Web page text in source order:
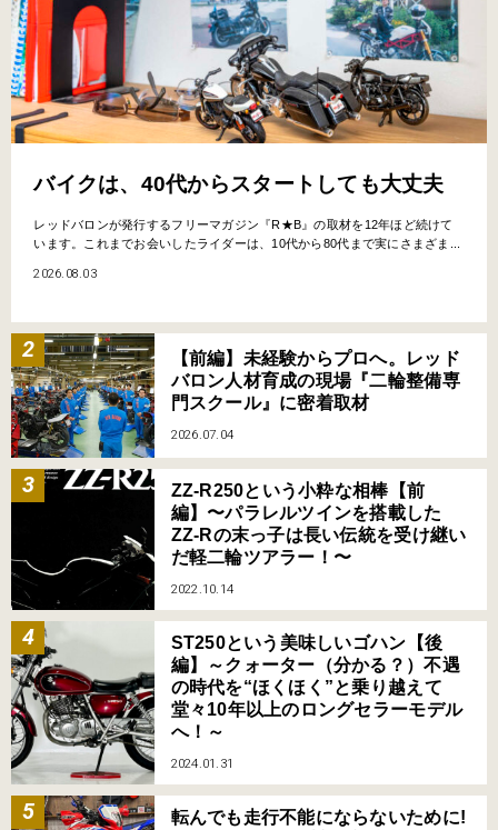
バイクは、40代からスタートしても大丈夫
レッドバロンが発行するフリーマガジン『R★B』の取材を12年ほど続けて
います。これまでお会いしたライダーは、10代から80代まで実にさまざま...
2026.08.03
【前編】未経験からプロへ。レッド
バロン人材育成の現場『二輪整備専
門スクール』に密着取材
2026.07.04
ZZ-R250という小粋な相棒【前
編】〜パラレルツインを搭載した
ZZ-Rの末っ子は長い伝統を受け継い
だ軽二輪ツアラー！〜
2022.10.14
ST250という美味しいゴハン【後
編】～クォーター（分かる？）不遇
の時代を“ほくほく”と乗り越えて
堂々10年以上のロングセラーモデル
へ！～
2024.01.31
転んでも走行不能にならないために!